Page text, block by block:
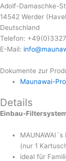
Adolf-Damaschke-
14542 Werder
Deutschland
Telefon:
E-Mail:
Dokumente zur
Maunawai-
Details
Einbau-
(nur 1
ideal für